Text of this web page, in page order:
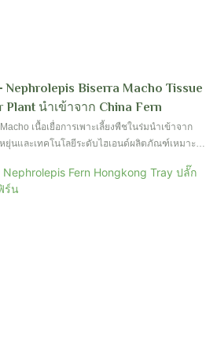
Nephrolepis Biserra Macho Tissue
นำเข้าจาก China Fern
เนื้อเยื่อการเพาะเลี้ยงพืชในร่มนำเข้าจาก
ยุ่นและเทคโนโลยีระดับไฮเอนด์ผลิตภัณฑ์เหมาะ